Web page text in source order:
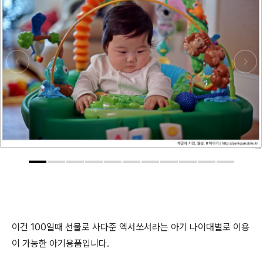
이건 100일때 선물로 사다준 엑서쏘서라는 아기 나이대별로 이용
이 가능한 아기용품입니다.